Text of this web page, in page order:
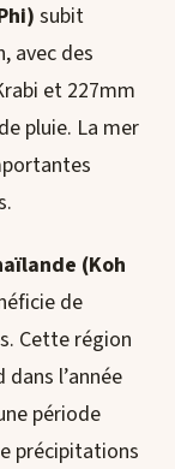
subit
avec des
et 227mm
pluie. La mer
(Koh
de
Cette région
l’année
période
précipitations